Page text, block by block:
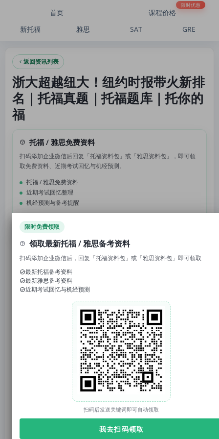
浙大超越纽大！纽约时报带火新排名｜托福真题｜托福题库｜托你的福
首页 课程价格
限时优惠
新托福 雅思 SAT GRE
返回资讯列表
浙大超越纽大！纽约时报带火新排
名｜托福真题｜托福题库｜托你的
福
托福 / 雅思免费资料
扫码添加企业微信后回复「托福资料包」或「雅思资料包」，即可领
取免费资料、近期考试回忆与机经预测。
托福 / 雅思免费资料
近期考试回忆整理
机经预测与备考提醒
1. 回复“模考”，免费参加托福/雅思/SAT真题模考
2. 回复考试日期如“0117”，领取考试预测题
托福98”，获得雅思成绩换算
官网：tuonidefu.com.cn
很难想象有一天， 浙江大学的排名竟然能超过哈佛大
这绝非什么学术圈的愚人节恶搞，而是实实在在发生
限时免费领取
领取最新托福 / 雅思备考资料
扫码添加企业微信后，回复「托福资料包」或「雅思资料包」即可领取
最新托福备考资料
最新雅思备考资料
近期考试回忆与机经预测
扫码后发送关键词即可自动领取
我去扫码领取